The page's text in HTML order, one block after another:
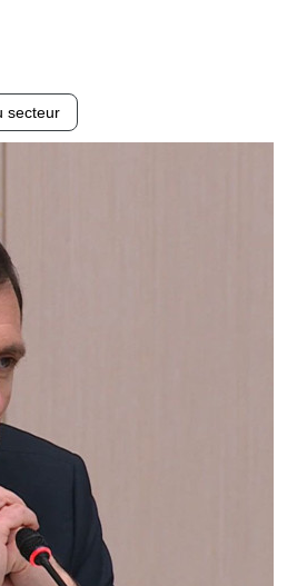
secteur